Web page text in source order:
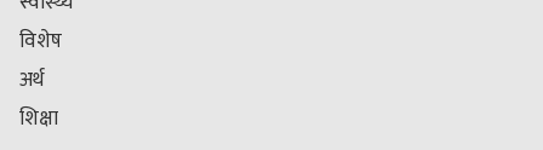
विशेष
अर्थ
शिक्षा